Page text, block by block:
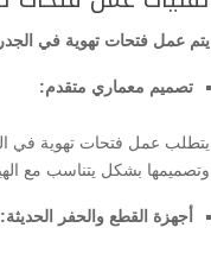
يتم عمل فتحات تهوية في
تصميم معماري متقدم:
يتطلب عمل فتحات تهوية في
وتصميمها بشكل يتناسب مع
أجهزة القطع والحفر الحديثة: